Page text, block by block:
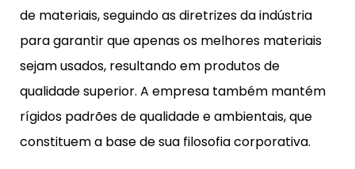
de materiais, seguindo as diretrizes da indústria
para garantir que apenas os melhores materiais
sejam usados, resultando em produtos de
qualidade superior. A empresa também mantém
rígidos padrões de qualidade e ambientais, que
constituem a base de sua filosofia corporativa.